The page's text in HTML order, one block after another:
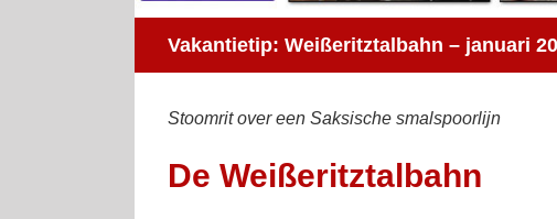
Vakantietip: Weißeritztalbahn – januari
Stoomrit over een Saksische smalspoorlijn
De Weißeritztalbahn